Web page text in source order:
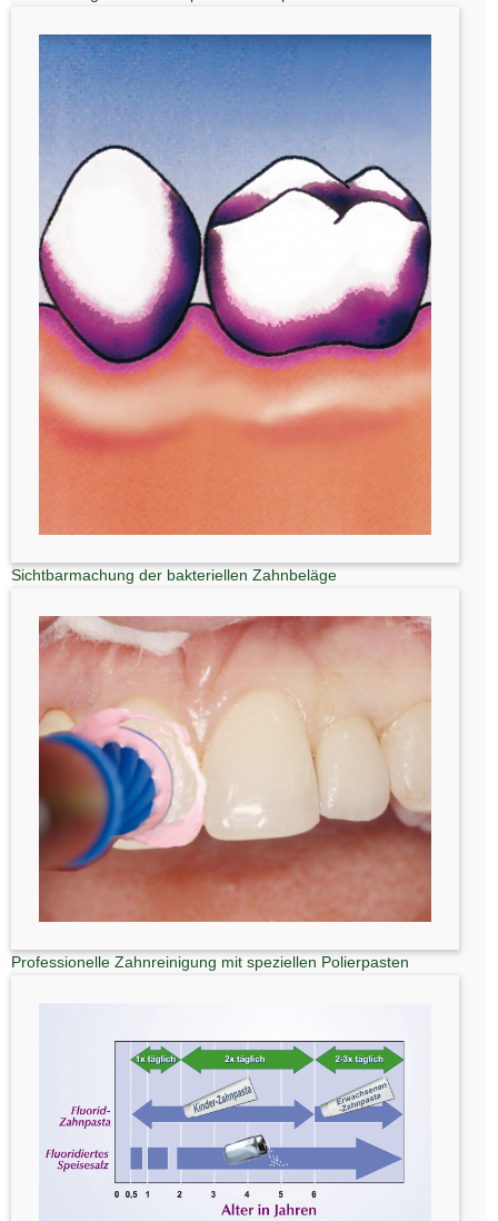
Sichtbarmachung der bakteriellen Zahnbeläge
Professionelle Zahnreinigung mit speziellen Polierpasten